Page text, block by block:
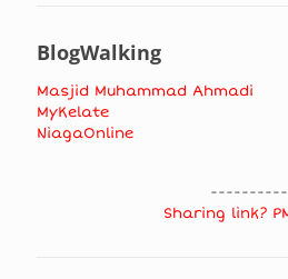
BlogWalking
Masjid Muhammad Ahmadi
MyKelate
NiagaOnline
----------
Sharing link?